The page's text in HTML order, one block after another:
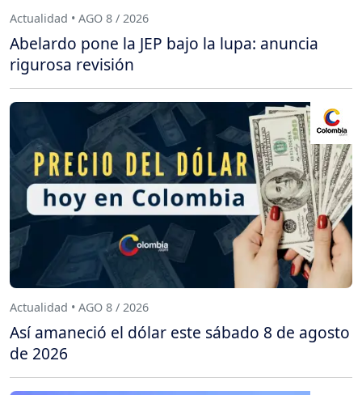
Actualidad • AGO 8 / 2026
Abelardo pone la JEP bajo la lupa: anuncia
rigurosa revisión
Actualidad • AGO 8 / 2026
Así amaneció el dólar este sábado 8 de agosto
de 2026